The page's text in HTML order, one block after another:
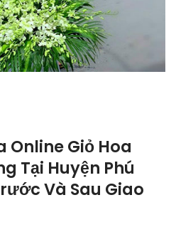
Online Giỏ Hoa
Tại Huyện Phú
Và Sau Giao